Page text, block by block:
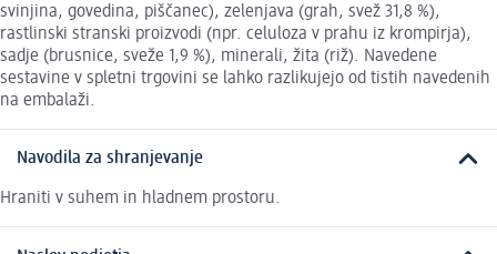
svinjina, govedina, piščanec), zelenjava (grah, svež 31,8 %),
rastlinski stranski proizvodi (npr. celuloza v prahu iz krompirja),
sadje (brusnice, sveže 1,9 %), minerali, žita (riž). Navedene
sestavine v spletni trgovini se lahko razlikujejo od tistih navedenih
na embalaži.
Navodila za shranjevanje
Hraniti v suhem in hladnem prostoru.